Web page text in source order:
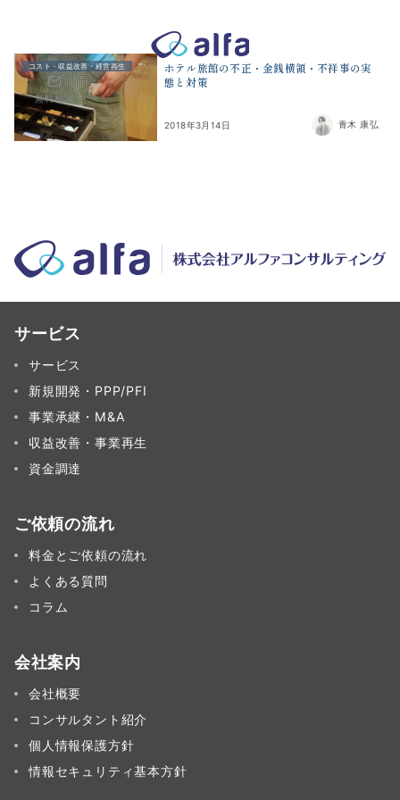
無料相談
株式会社アルファコンサルティング｜ホテル・旅館・観光業の事
コスト・収益改善・経営再生
ホテル旅館の不正・金銭横領・不祥事の実
態と対策
2018年3月14日 青木 康弘
サービス
サービス
新規開発・PPP/PFI
事業承継・M&A
収益改善・事業再生
資金調達
ご依頼の流れ
料金とご依頼の流れ
よくある質問
コラム
会社案内
会社概要
コンサルタント紹介
個人情報保護方針
情報セキュリティ基本方針